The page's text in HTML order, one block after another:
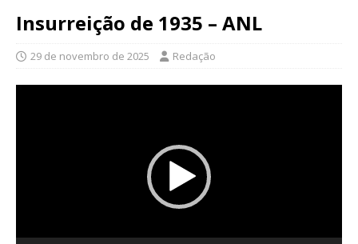
Insurreição de 1935 – ANL
29 de novembro de 2025 Redação